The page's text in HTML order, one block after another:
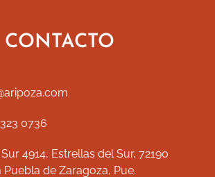
CONTACTO
0736
4914, Estrellas del Sur, 72190
Puebla de Zaragoza, Pue.